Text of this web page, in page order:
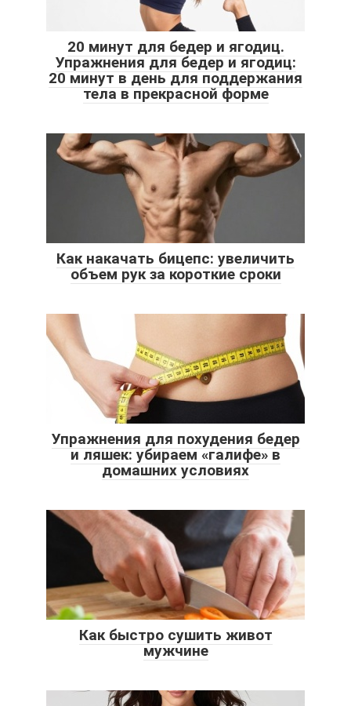
20 минут для бедер и ягодиц.
Упражнения для бедер и ягодиц:
20 минут в день для поддержания
тела в прекрасной форме
Как накачать бицепс: увеличить
объем рук за короткие сроки
Упражнения для похудения бедер
и ляшек: убираем «галифе» в
домашних условиях
Как быстро сушить живот
мужчине